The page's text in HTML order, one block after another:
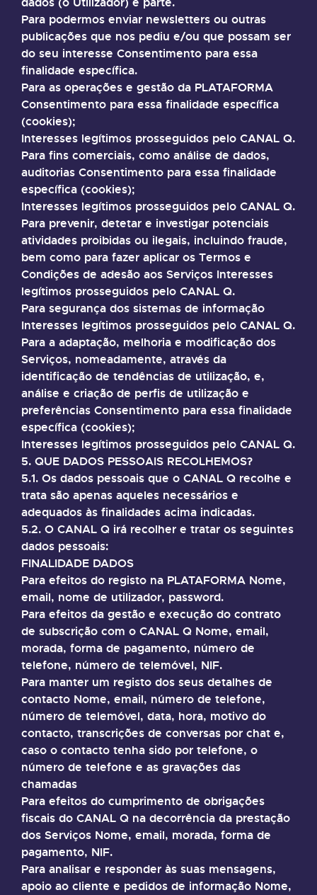
Para podermos enviar newsletters ou outras
publicações que nos pediu e/ou que possam ser
do seu interesse Consentimento para essa
finalidade específica.
Para as operações e gestão da PLATAFORMA
Consentimento para essa finalidade específica
(cookies);
Interesses legítimos prosseguidos pelo CANAL Q.
Para fins comerciais, como análise de dados,
auditorias Consentimento para essa finalidade
específica (cookies);
Interesses legítimos prosseguidos pelo CANAL Q.
Para prevenir, detetar e investigar potenciais
atividades proibidas ou ilegais, incluindo fraude,
bem como para fazer aplicar os Termos e
Condições de adesão aos Serviços Interesses
legítimos prosseguidos pelo CANAL Q.
Para segurança dos sistemas de informação
Interesses legítimos prosseguidos pelo CANAL Q.
Para a adaptação, melhoria e modificação dos
Serviços, nomeadamente, através da
identificação de tendências de utilização, e,
análise e criação de perfis de utilização e
preferências Consentimento para essa finalidade
específica (cookies);
Interesses legítimos prosseguidos pelo CANAL Q.
5. QUE DADOS PESSOAIS RECOLHEMOS?
5.1. Os dados pessoais que o CANAL Q recolhe e
trata são apenas aqueles necessários e
adequados às finalidades acima indicadas.
5.2. O CANAL Q irá recolher e tratar os seguintes
dados pessoais:
FINALIDADE DADOS
Para efeitos do registo na PLATAFORMA Nome,
email, nome de utilizador, password.
Para efeitos da gestão e execução do contrato
de subscrição com o CANAL Q Nome, email,
morada, forma de pagamento, número de
telefone, número de telemóvel, NIF.
Para manter um registo dos seus detalhes de
contacto Nome, email, número de telefone,
número de telemóvel, data, hora, motivo do
contacto, transcrições de conversas por chat e,
caso o contacto tenha sido por telefone, o
número de telefone e as gravações das
chamadas
Para efeitos do cumprimento de obrigações
fiscais do CANAL Q na decorrência da prestação
dos Serviços Nome, email, morada, forma de
pagamento, NIF.
Para analisar e responder às suas mensagens,
apoio ao cliente e pedidos de informação Nome,